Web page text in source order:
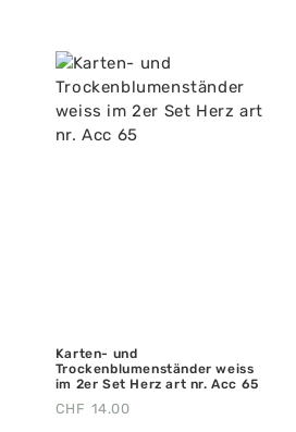
Karten- und
Trockenblumenständer weiss
im 2er Set Herz art nr. Acc 65
CHF 14.00